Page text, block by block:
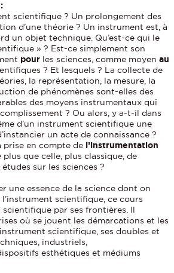
scientifique ? Un prolongement des
d’une théorie ? Un instrument est, à
un objet technique. Qu’est-ce qui le
» ? Est-ce simplement son
pour les sciences, comme moyen au
? Et lesquels ? La collecte de
la représentation, la mesure, la
de phénomènes sont-elles des
des moyens instrumentaux qui
? Ou alors, y a-t-il dans
d’un instrument scientifique une
un acte de connaissance ?
prise en compte de l’instrumentation
que celle, plus classique, de
sur les sciences ?
une essence de la science dont on
scientifique, ce cours
par ses frontières. Il
où se jouent les démarcations et les
scientifique, ses doubles et
industriels,
esthétiques et médiums